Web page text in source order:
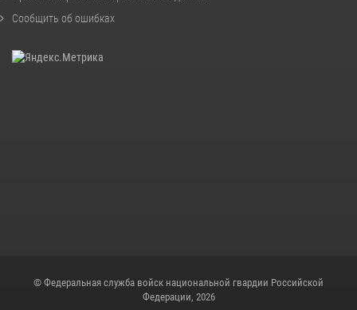
Сообщить об ошибках
© Федеральная служба войск национальной гвардии Российской
Федерации, 2026